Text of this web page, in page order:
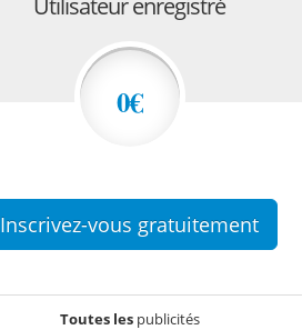
Utilisateur enregistré
0€
Inscrivez-vous gratuitement
Toutes lespublicités